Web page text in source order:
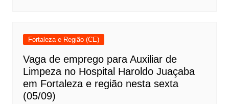
Fortaleza e Região (CE)
Vaga de emprego para Auxiliar de
Limpeza no Hospital Haroldo Juaçaba
em Fortaleza e região nesta sexta
(05/09)